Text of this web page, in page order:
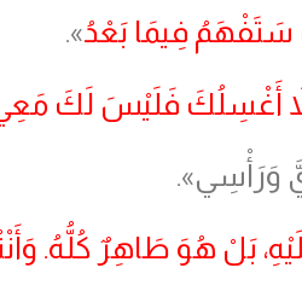
سَتَفْهَمُ فِيمَا بَعْدُ».
أَغْسِلُكَ فَلَيْسَ لَكَ
وَرَأْسِي».
بَلْ هُوَ طَاهِرٌ كُلُّهُ.